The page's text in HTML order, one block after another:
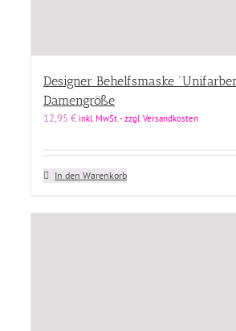
Designer Behelfsmaske
Damengröße
12,95 € inkl. MwSt. - zzgl. Versandkosten
In den Warenkorb